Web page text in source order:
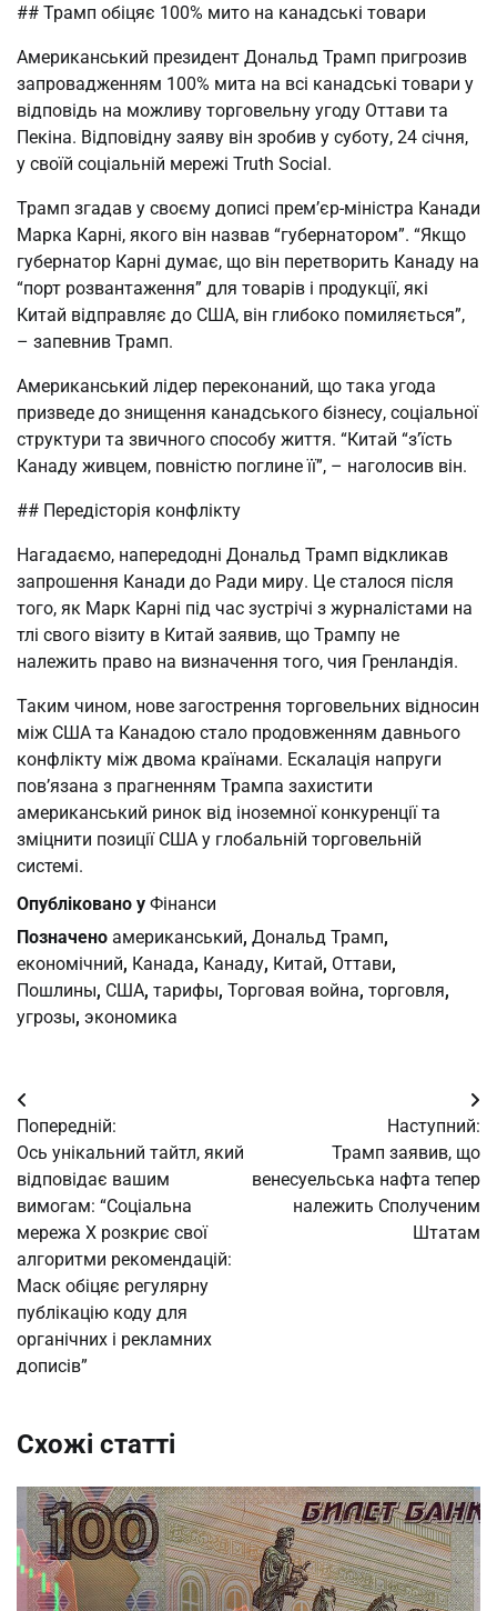
## Трамп обіцяє 100% мито на канадські товари
Американський президент Дональд Трамп пригрозив
запровадженням 100% мита на всі канадські товари у
відповідь на можливу торговельну угоду Оттави та
Пекіна. Відповідну заяву він зробив у суботу, 24 січня,
у своїй соціальній мережі Truth Social.
Трамп згадав у своєму дописі прем’єр-міністра Канади
Марка Карні, якого він назвав “губернатором”. “Якщо
губернатор Карні думає, що він перетворить Канаду на
“порт розвантаження” для товарів і продукції, які
Китай відправляє до США, він глибоко помиляється”,
– запевнив Трамп.
Американський лідер переконаний, що така угода
призведе до знищення канадського бізнесу, соціальної
структури та звичного способу життя. “Китай “з’їсть
Канаду живцем, повністю поглине її”, – наголосив він.
## Передісторія конфлікту
Нагадаємо, напередодні Дональд Трамп відкликав
запрошення Канади до Ради миру. Це сталося після
того, як Марк Карні під час зустрічі з журналістами на
тлі свого візиту в Китай заявив, що Трампу не
належить право на визначення того, чия Гренландія.
Таким чином, нове загострення торговельних відносин
між США та Канадою стало продовженням давнього
конфлікту між двома країнами. Ескалація напруги
пов’язана з прагненням Трампа захистити
американський ринок від іноземної конкуренції та
зміцнити позиції США у глобальній торговельній
системі.
Опубліковано у Фінанси
Позначено американський, Дональд Трамп,
економічний, Канада, Канаду, Китай, Оттави,
Пошлины, США, тарифы, Торговая война, торговля,
угрозы, экономика
Навігація
записів
Попередній:
Ось унікальний тайтл, який
відповідає вашим
вимогам: “Соціальна
мережа X розкриє свої
алгоритми рекомендацій:
Маск обіцяє регулярну
публікацію коду для
органічних і рекламних
дописів”
Наступний:
Трамп заявив, що
венесуельська нафта тепер
належить Сполученим
Штатам
Схожі статті